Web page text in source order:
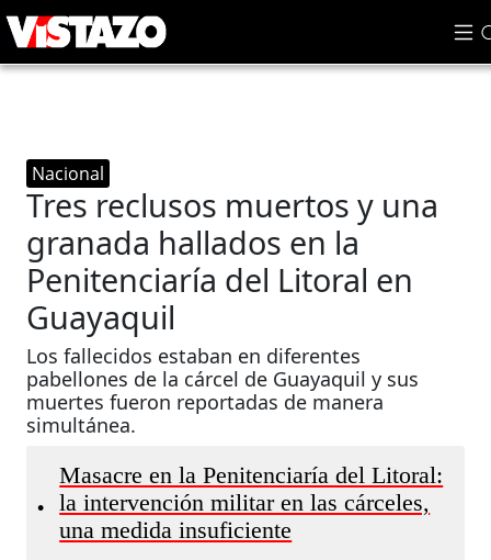
Nacional
Tres reclusos muertos y una
granada hallados en la
Penitenciaría del Litoral en
Guayaquil
Los fallecidos estaban en diferentes
pabellones de la cárcel de Guayaquil y sus
muertes fueron reportadas de manera
simultánea.
•
Masacre en la Penitenciaría del Litoral:
la intervención militar en las cárceles,
una medida insuficiente